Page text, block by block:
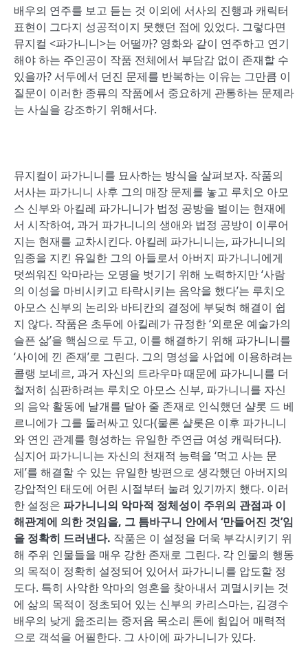
배우의 연주를 보고 듣는 것 이외에 서사의 진행과 캐릭터
표현이 그다지 성공적이지 못했던 점에 있었다. 그렇다면
뮤지컬 <파가니니>는 어떨까? 영화와 같이 연주하고 연기
해야 하는 주인공이 작품 전체에서 부담감 없이 존재할 수
있을까? 서두에서 던진 문제를 반복하는 이유는 그만큼 이
질문이 이러한 종류의 작품에서 중요하게 관통하는 문제라
는 사실을 강조하기 위해서다.
뮤지컬이 파가니니를 묘사하는 방식을 살펴보자. 작품의
서사는 파가니니 사후 그의 매장 문제를 놓고 루치오 아모
스 신부와 아킬레 파가니니가 법정 공방을 벌이는 현재에
서 시작하여, 과거 파가니니의 생애와 법정 공방이 이루어
지는 현재를 교차시킨다. 아킬레 파가니니는, 파가니니의
임종을 지킨 유일한 그의 아들로서 아버지 파가니니에게
덧씌워진 악마라는 오명을 벗기기 위해 노력하지만 ‘사람
의 이성을 마비시키고 타락시키는 음악을 했다’는 루치오
아모스 신부의 논리와 바티칸의 결정에 부딪혀 해결이 쉽
지 않다. 작품은 초두에 아킬레가 규정한 ‘외로운 예술가의
슬픈 삶’을 핵심으로 두고, 이를 해결하기 위해 파가니니를
‘사이에 낀 존재’로 그린다. 그의 명성을 사업에 이용하려는
콜랭 보네르, 과거 자신의 트라우마 때문에 파가니니를 더
철저히 심판하려는 루치오 아모스 신부, 파가니니를 자신
의 음악 활동에 날개를 달아 줄 존재로 인식했던 샬롯 드 베
르니에가 그를 둘러싸고 있다(물론 샬롯은 이후 파가니니
와 연인 관계를 형성하는 유일한 주연급 여성 캐릭터다).
심지어 파가니니는 자신의 천재적 능력을 ‘먹고 사는 문
제’를 해결할 수 있는 유일한 방편으로 생각했던 아버지의
강압적인 태도에 어린 시절부터 눌려 있기까지 했다. 이러
한 설정은 파가니니의 악마적 정체성이 주위의 관점과 이
해관계에 의한 것임을, 그 틈바구니 안에서 ‘만들어진 것’임
을 정확히 드러낸다. 작품은 이 설정을 더욱 부각시키기 위
해 주위 인물들을 매우 강한 존재로 그린다. 각 인물의 행동
의 목적이 정확히 설정되어 있어서 파가니니를 압도할 정
도다. 특히 사악한 악마의 영혼을 찾아내서 괴멸시키는 것
에 삶의 목적이 정초되어 있는 신부의 카리스마는, 김경수
배우의 낮게 읊조리는 중저음 목소리 톤에 힘입어 매력적
으로 객석을 어필한다. 그 사이에 파가니니가 있다.